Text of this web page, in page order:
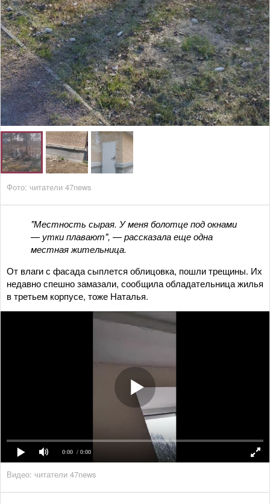
Фото: читатели 47news
"Местность сырая. У меня болотце под окнами
— утки плавают", — рассказала еще одна
местная жительница.
От влаги с фасада сыплется облицовка, пошли трещины. Их
недавно спешно замазали, сообщила обладательница жилья
в третьем корпусе, тоже Наталья.
0:00 / 0:00
Видео: читатели 47news